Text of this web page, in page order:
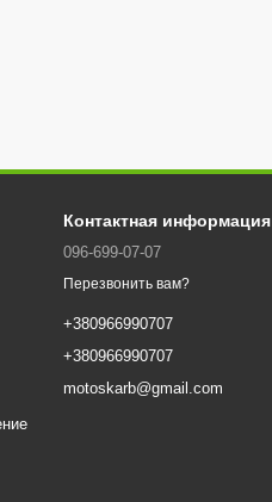
Контактная информация
096-699-07-07
Перезвонить вам?
+380966990707
+380966990707
motoskarb@gmail.com